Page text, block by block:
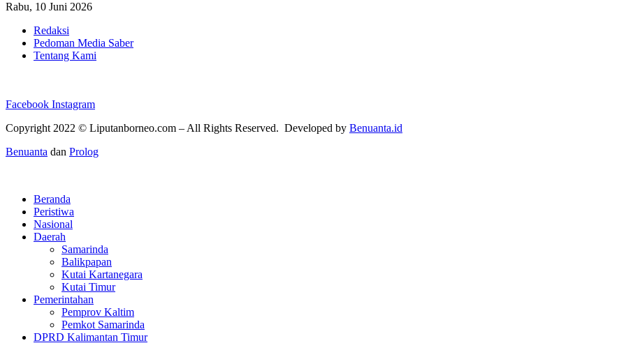
Rabu, 10 Juni 2026
Redaksi
Pedoman Media Saber
Tentang Kami
Facebook Instagram
Copyright 2022 © Liputanborneo.com – All Rights Reserved. Developed by Benuanta.id
Benuanta dan Prolog
Beranda
Peristiwa
Nasional
Daerah
Samarinda
Balikpapan
Kutai Kartanegara
Kutai Timur
Pemerintahan
Pemprov Kaltim
Pemkot Samarinda
DPRD Kalimantan Timur